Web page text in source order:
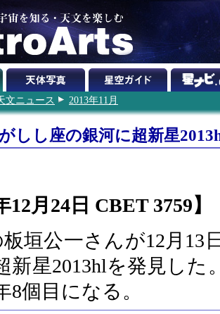
文ニュース 2013年11月
しし座の銀河に超新星
12月24日 CBET 3759】
垣公一さんが12月13
新星2013hlを発見し
8個目になる。